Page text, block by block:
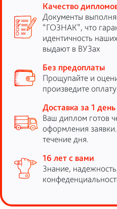
Качество
Документы
“ГОЗНАК”, что
идентичность
выдают в ВУЗах
Без предоплаты
Прощупайте и
произведите
Доставка за 1 день
Ваш диплом готов
оформления
течение дня.
16 лет с вами
Знание,